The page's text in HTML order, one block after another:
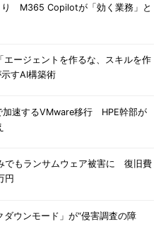
り M365 Copilotが「効く業務」と
エージェントを作るな、スキルを作
すAI構築術
加速するVMware移行 HPE幹部が
でもランサムウェア被害に 復旧費
円
ダウンモード」が“侵害調査の障